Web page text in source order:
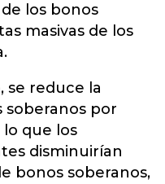
los bonos
masivas de los
se reduce la
soberanos por
que los
disminuirían
bonos soberanos,